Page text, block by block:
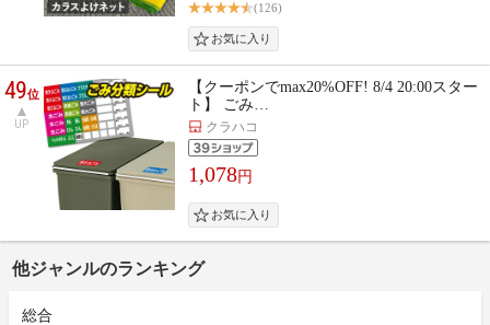
(126)
49位
UP
【クーポンでmax20%OFF! 8/4 20:00スター
ト】 ごみ…
クラハコ
1,078円
他ジャンルのランキング
総合